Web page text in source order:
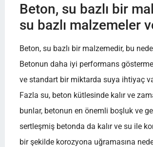
Beton, su bazlı bir
su bazlı malzemeler
Beton, su bazlı bir malzemedir, bu
Betonun daha iyi performans
ve standart bir miktarda suya ihtiyaç
Fazla su, beton kütlesinde kalır ve
bunlar, betonun en önemli boşluk ve
sertleşmiş betonda da kalır ve su ile
bir şekilde korozyona uğramasına